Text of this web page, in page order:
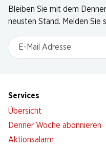
Bleiben Sie mit dem
neusten Stand. Melden Sie
E-Mail Adresse
Services
Übersicht
Denner Woche abonnieren
Aktionsalarm